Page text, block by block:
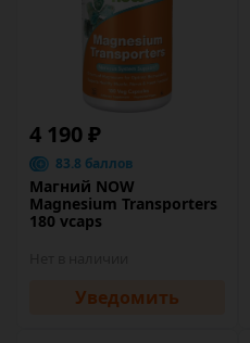
4 190 ₽
83.8 баллов
Магний NOW
Magnesium Transporters
180 vcaps
Уведомить